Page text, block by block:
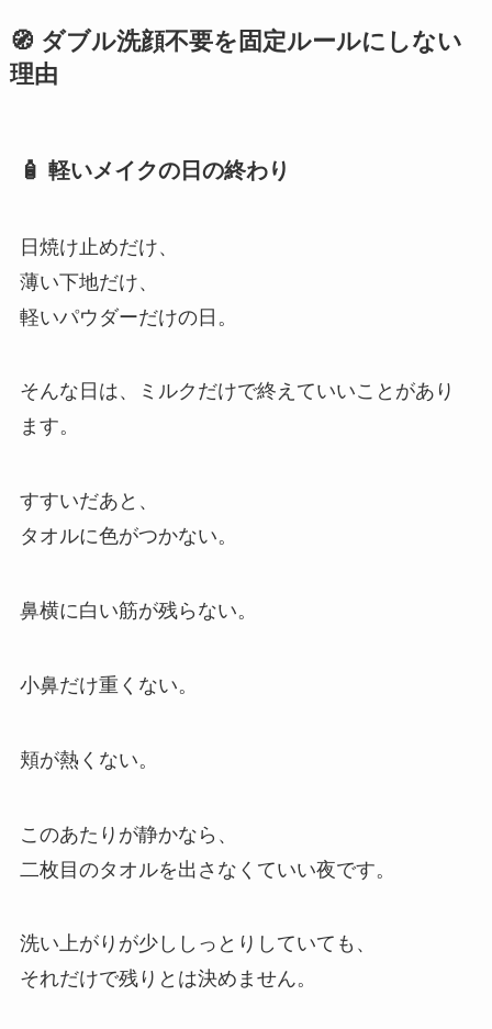
🧭 ダブル洗顔不要を固定ルールにしない
理由
🧴 軽いメイクの日の終わり
日焼け止めだけ、
薄い下地だけ、
軽いパウダーだけの日。
そんな日は、ミルクだけで終えていいことがあり
ます。
すすいだあと、
タオルに色がつかない。
鼻横に白い筋が残らない。
小鼻だけ重くない。
頬が熱くない。
このあたりが静かなら、
二枚目のタオルを出さなくていい夜です。
洗い上がりが少ししっとりしていても、
それだけで残りとは決めません。